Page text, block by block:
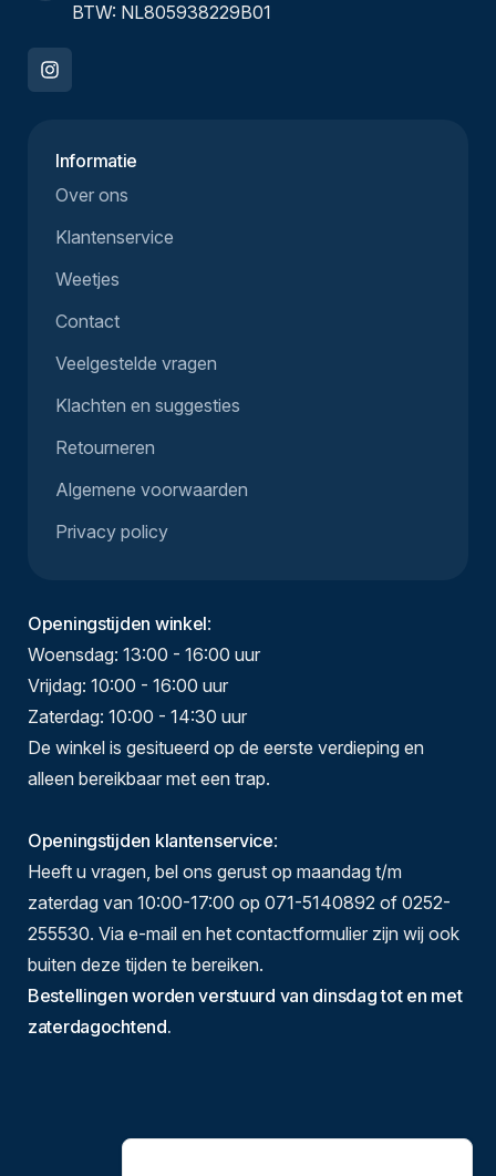
BTW: NL805938229B01
Informatie
Over ons
Klantenservice
Weetjes
Contact
Veelgestelde vragen
Klachten en suggesties
Retourneren
Algemene voorwaarden
Privacy policy
Openingstijden winkel:
Woensdag: 13:00 - 16:00 uur
Vrijdag: 10:00 - 16:00 uur
Zaterdag: 10:00 - 14:30 uur
De winkel is gesitueerd op de eerste verdieping en
alleen bereikbaar met een trap.
Openingstijden klantenservice:
Heeft u vragen, bel ons gerust op maandag t/m
zaterdag van 10:00-17:00 op 071-5140892 of 0252-
255530. Via e-mail en het contactformulier zijn wij ook
buiten deze tijden te bereiken.
Bestellingen worden verstuurd van dinsdag tot en met
zaterdagochtend.